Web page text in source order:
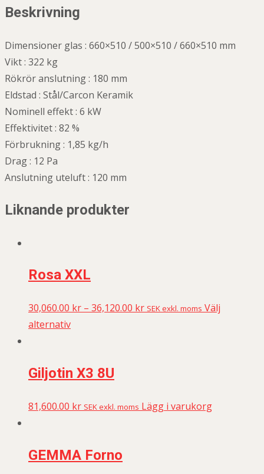
Beskrivning
Dimensioner glas : 660×510 / 500×510 / 660×510 mm
Vikt : 322 kg
Rökrör anslutning : 180 mm
Eldstad : Stål/Carcon Keramik
Nominell effekt : 6 kW
Effektivitet : 82 %
Förbrukning : 1,85 kg/h
Drag : 12 Pa
Anslutning uteluft : 120 mm
Liknande produkter
Rosa XXL
30,060.00 kr – 36,120.00 kr SEK exkl. moms Välj
alternativ
Giljotin X3 8U
81,600.00 kr SEK exkl. moms Lägg i varukorg
GEMMA Forno